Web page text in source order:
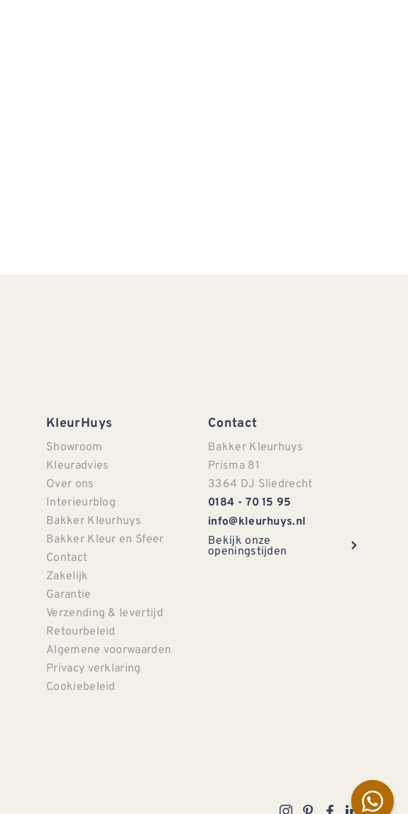
KleurHuys
Showroom
Kleuradvies
Over ons
Interieurblog
Bakker Kleurhuys
Bakker Kleur en Sfeer
Contact
Zakelijk
Garantie
Verzending & levertijd
Retourbeleid
Algemene voorwaarden
Privacy verklaring
Cookiebeleid
Contact
Bakker Kleurhuys
Prisma 81
3364 DJ Sliedrecht
0184 - 70 15 95
info@kleurhuys.nl
Bekijk onze
openingstijden